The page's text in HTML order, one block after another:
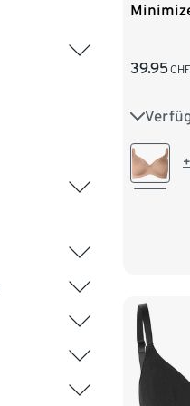
39.95CHF
85D
90D